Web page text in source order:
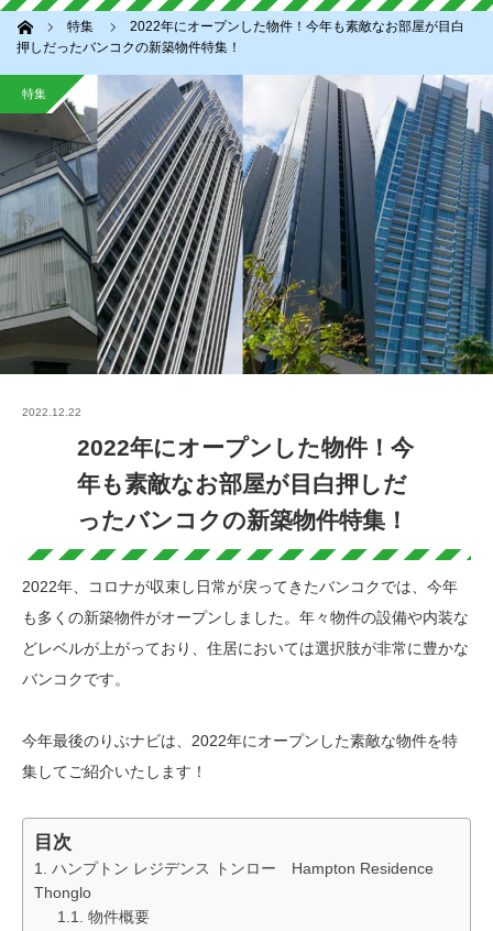
ホーム 特集
2022年にオープンした物件！今年も素敵なお部屋が目白
押しだったバンコクの新築物件特集！
特集
2022.12.22
2022年にオープンした物件！今
年も素敵なお部屋が目白押しだ
ったバンコクの新築物件特集！
2022年、コロナが収束し日常が戻ってきたバンコクでは、今年
も多くの新築物件がオープンしました。年々物件の設備や内装な
どレベルが上がっており、住居においては選択肢が非常に豊かな
バンコクです。
今年最後のりぶナビは、2022年にオープンした素敵な物件を特
集してご紹介いたします！
目次
ハンプトン レジデンス トンロー Hampton Residence
Thonglo
物件概要